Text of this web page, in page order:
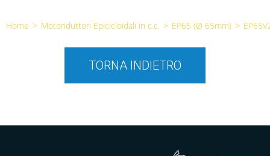
Home > Motoriduttori Epicicloidali in c.c. > EP65 (Ø 65mm) >
TORNA INDIETRO